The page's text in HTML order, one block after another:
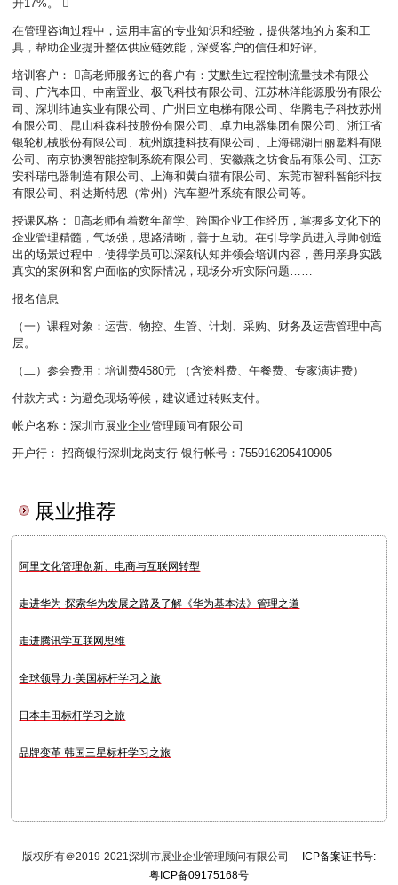
升17%。 
在管理咨询过程中，运用丰富的专业知识和经验，提供落地的方案和工
具，帮助企业提升整体供应链效能，深受客户的信任和好评。
培训客户： 高老师服务过的客户有：艾默生过程控制流量技术有限公
司、广汽本田、中南置业、极飞科技有限公司、江苏林洋能源股份有限公
司、深圳纬迪实业有限公司、广州日立电梯有限公司、华腾电子科技苏州
有限公司、昆山科森科技股份有限公司、卓力电器集团有限公司、浙江省
银轮机械股份有限公司、杭州旗捷科技有限公司、上海锦湖日丽塑料有限
公司、南京协澳智能控制系统有限公司、安徽燕之坊食品有限公司、江苏
安科瑞电器制造有限公司、上海和黄白猫有限公司、东莞市智科智能科技
有限公司、科达斯特恩（常州）汽车塑件系统有限公司等。
授课风格： 高老师有着数年留学、跨国企业工作经历，掌握多文化下的
企业管理精髓，气场强，思路清晰，善于互动。在引导学员进入导师创造
出的场景过程中，使得学员可以深刻认知并领会培训内容，善用亲身实践
真实的案例和客户面临的实际情况，现场分析实际问题……
报名信息
（一）课程对象：运营、物控、生管、计划、采购、财务及运营管理中高
层。
（二）参会费用：培训费4580元 （含资料费、午餐费、专家演讲费）
付款方式：为避免现场等候，建议通过转账支付。
帐户名称：深圳市展业企业管理顾问有限公司
开户行： 招商银行深圳龙岗支行 银行帐号：755916205410905
展业推荐
阿里文化管理创新、电商与互联网转型
走进华为-探索华为发展之路及了解《华为基本法》管理之道
走进腾讯学互联网思维
全球领导力·美国标杆学习之旅
日本丰田标杆学习之旅
品牌变革 韩国三星标杆学习之旅
版权所有＠2019-2021深圳市展业企业管理顾问有限公司
ICP备案证书号:
粤ICP备09175168号